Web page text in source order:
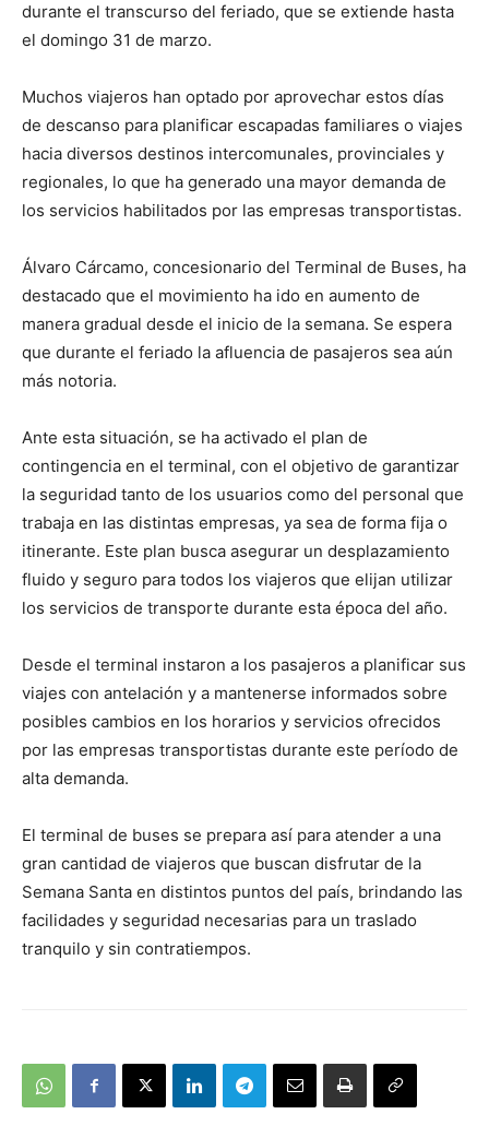
durante el transcurso del feriado, que se extiende hasta
el domingo 31 de marzo.
Muchos viajeros han optado por aprovechar estos días
de descanso para planificar escapadas familiares o viajes
hacia diversos destinos intercomunales, provinciales y
regionales, lo que ha generado una mayor demanda de
los servicios habilitados por las empresas transportistas.
Álvaro Cárcamo, concesionario del Terminal de Buses, ha
destacado que el movimiento ha ido en aumento de
manera gradual desde el inicio de la semana. Se espera
que durante el feriado la afluencia de pasajeros sea aún
más notoria.
Ante esta situación, se ha activado el plan de
contingencia en el terminal, con el objetivo de garantizar
la seguridad tanto de los usuarios como del personal que
trabaja en las distintas empresas, ya sea de forma fija o
itinerante. Este plan busca asegurar un desplazamiento
fluido y seguro para todos los viajeros que elijan utilizar
los servicios de transporte durante esta época del año.
Desde el terminal instaron a los pasajeros a planificar sus
viajes con antelación y a mantenerse informados sobre
posibles cambios en los horarios y servicios ofrecidos
por las empresas transportistas durante este período de
alta demanda.
El terminal de buses se prepara así para atender a una
gran cantidad de viajeros que buscan disfrutar de la
Semana Santa en distintos puntos del país, brindando las
facilidades y seguridad necesarias para un traslado
tranquilo y sin contratiempos.